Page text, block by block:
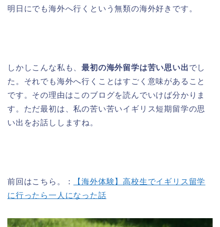
明日にでも海外へ行くという無類の海外好きです。
しかしこんな私も、最初の海外留学は苦い思い出でし
た。それでも海外へ行くことはすごく意味があること
です。その理由はこのブログを読んでいけば分かりま
す。ただ最初は、私の苦い苦いイギリス短期留学の思
い出をお話ししますね。
前回はこちら。：
【海外体験】高校生でイギリス留学
に行ったら一人になった話